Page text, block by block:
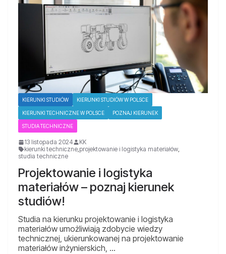
KIERUNKI STUDIÓW KIERUNKI STUDIÓW W POLSCE
KIERUNKI TECHNICZNE W POLSCE POZNAJ KIERUNEK
STUDIA TECHNICZNE
13 listopada 2024
KK
kierunki techniczne,projektowanie i logistyka materiałów,
studia techniczne
Projektowanie i logistyka
materiałów – poznaj kierunek
studiów!
Studia na kierunku projektowanie i logistyka
materiałów umożliwiają zdobycie wiedzy
technicznej, ukierunkowanej na projektowanie
materiałów inżynierskich, …